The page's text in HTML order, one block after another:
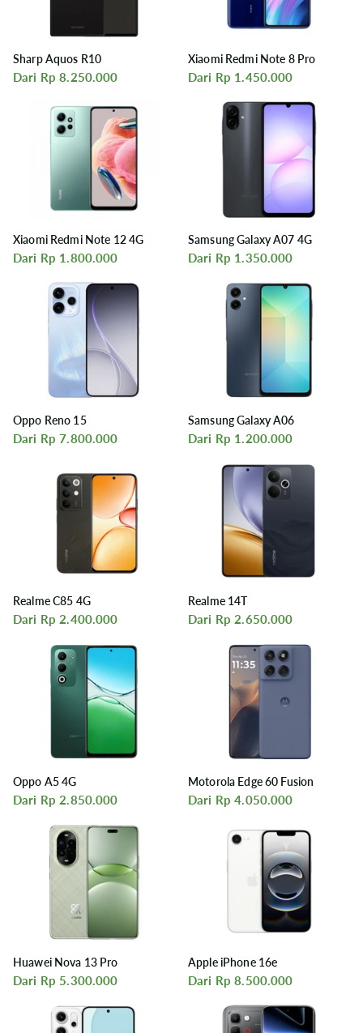
Sharp Aquos R10
Dari Rp 8.250.000
Xiaomi Redmi Note 8 Pro
Dari Rp 1.450.000
Xiaomi Redmi Note 12 4G
Dari Rp 1.800.000
Samsung Galaxy A07 4G
Dari Rp 1.350.000
Oppo Reno 15
Dari Rp 7.800.000
Samsung Galaxy A06
Dari Rp 1.200.000
Realme C85 4G
Dari Rp 2.400.000
Realme 14T
Dari Rp 2.650.000
Oppo A5 4G
Dari Rp 2.850.000
Motorola Edge 60 Fusion
Dari Rp 4.050.000
Huawei Nova 13 Pro
Dari Rp 5.300.000
Apple iPhone 16e
Dari Rp 8.500.000